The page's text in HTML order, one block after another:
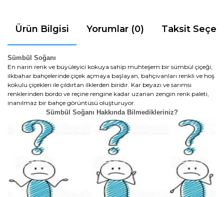
Ürün Bilgisi Yorumlar (0) Taksit
Sümbül Soğanı
En narin renk ve büyüleyici kokuya sahip muhteşem bir sümbül çiçeği,
ilkbahar bahçelerinde çiçek açmaya başlayan, bahçıvanları renkli ve hoş
kokulu çiçekleri ile çıldırtan ilklerden biridir. Kar beyazı ve sarımsı
renklerinden bordo ve reçine rengine kadar uzanan zengin renk paleti,
inanılmaz bir bahçe görüntüsü oluşturuyor.
Sümbül Soğanı Hakkında Bilmedikleriniz?